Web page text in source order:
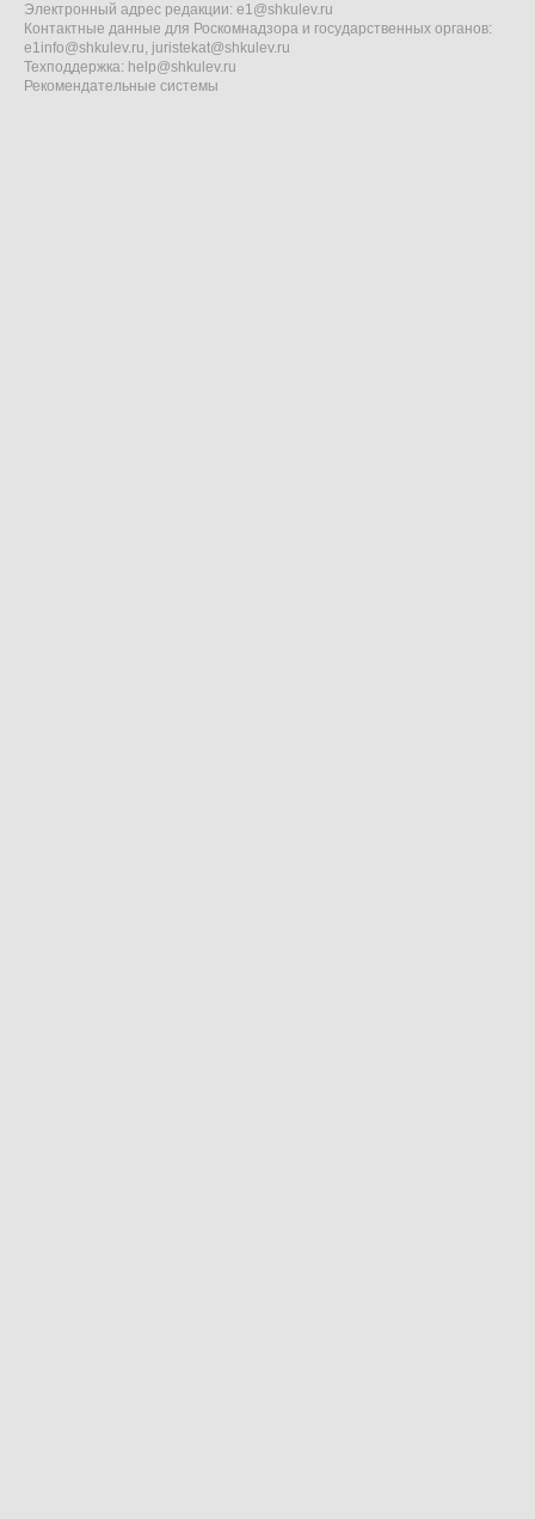
Электронный адрес редакции: e1@shkulev.ru
Контактные данные для Роскомнадзора и государственных органов:
e1info@shkulev.ru, juristekat@shkulev.ru
Техподдержка: help@shkulev.ru
Рекомендательные системы